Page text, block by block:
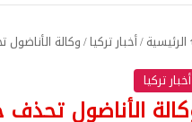
الرئيسية/أخبار تركيا/وكالة الأناضول
أخبار تركيا
الأناضول تحذف